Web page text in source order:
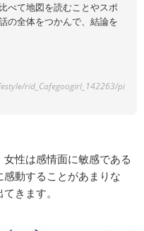
べて地図を読むことやスポ
の全体をつかんで、結論を
rid_Cafegoogirl_142263/pi
性は感情面に敏感である
動することがあまりな
きます。